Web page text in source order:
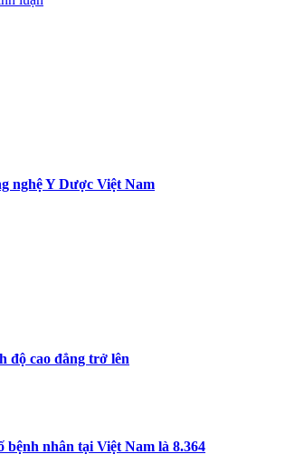
nghệ Y Dược Việt Nam
độ cao đẳng trở lên
bệnh nhân tại Việt Nam là 8.364